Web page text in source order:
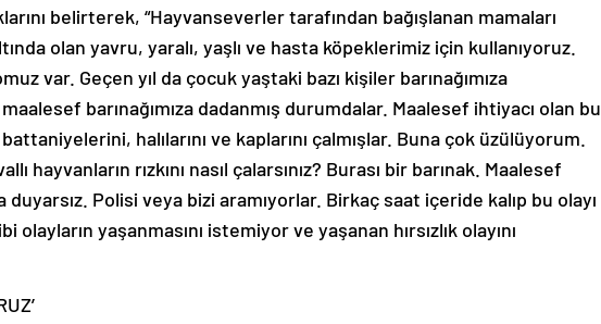
belirterek, “Hayvanseverler tarafından bağışlanan mamaları
olan yavru, yaralı, yaşlı ve hasta köpeklerimiz için kullanıyoruz.
var. Geçen yıl da çocuk yaştaki bazı kişiler barınağımıza
barınağımıza dadanmış durumdalar. Maalesef ihtiyacı olan bu
halılarını ve kaplarını çalmışlar. Buna çok üzülüyorum.
hayvanların rızkını nasıl çalarsınız? Burası bir barınak. Maalesef
Polisi veya bizi aramıyorlar. Birkaç saat içeride kalıp bu olayı
olayların yaşanmasını istemiyor ve yaşanan hırsızlık olayını